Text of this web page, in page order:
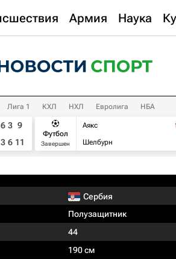
Армия Наука
Лига 1 КХЛ НХЛ Евролига НБА
6 3 9
3 6 11
Футбол
Завершен
Аякс
Шелбурн
Сербия
Полузащитник
44
190 см